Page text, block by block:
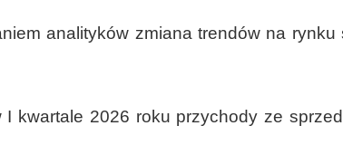
analityków zmiana trendów na
kwartale 2026 roku przychody ze